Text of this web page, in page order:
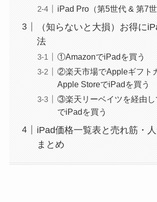
iPad Pro（第5世代 & 第7世
（知らないと大損）お得に
法
①AmazonでiPadを買う
②楽天市場でAppleギフト
Apple StoreでiPadを買う
③楽天リーベイツを経由し
でiPadを買う
iPad価格一覧表と売れ筋・
まとめ